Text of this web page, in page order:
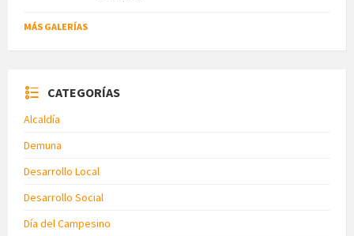
MÁS GALERÍAS
CATEGORÍAS
Alcaldía
Demuna
Desarrollo Local
Desarrollo Social
Día del Campesino